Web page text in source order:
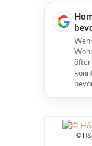
öfter
©